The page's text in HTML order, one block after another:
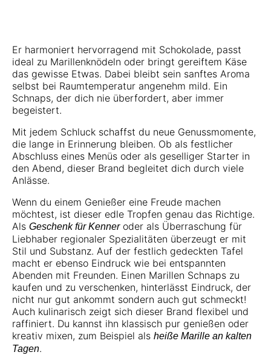
Wenn du einem Genießer eine Freude machen
möchtest, ist dieser edle Tropfen genau das Richtige.
Als Geschenk für Kenneroder als Überraschung für
Liebhaber regionaler Spezialitäten überzeugt er mit
Stil und Substanz. Auf der festlich gedeckten Tafel
macht er ebenso Eindruck wie bei entspannten
Abenden mit Freunden. Einen Marillen Schnaps zu
kaufen und zu verschenken, hinterlässt Eindruck, der
nicht nur gut ankommt sondern auch gut schmeckt!
Auch kulinarisch zeigt sich dieser Brand flexibel und
raffiniert. Du kannst ihn klassisch pur genießen oder
kreativ mixen, zum Beispiel als heiße Marille an kalten
Tagen.
Er harmoniert hervorragend mit Schokolade, passt
ideal zu Marillenknödeln oder bringt gereiftem Käse
das gewisse Etwas. Dabei bleibt sein sanftes Aroma
selbst bei Raumtemperatur angenehm mild. Ein
Schnaps, der dich nie überfordert, aber immer
begeistert.
Mit jedem Schluck schaffst du neue Genussmomente,
die lange in Erinnerung bleiben. Ob als festlicher
Abschluss eines Menüs oder als geselliger Starter in
den Abend, dieser Brand begleitet dich durch viele
Anlässe.